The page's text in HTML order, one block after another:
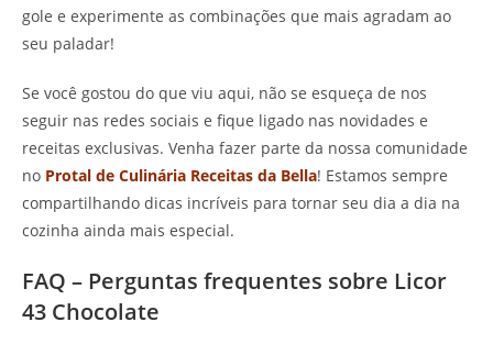
gole e experimente as combinações que mais agradam ao
seu paladar!
Se você gostou do que viu aqui, não se esqueça de nos
seguir nas redes sociais e fique ligado nas novidades e
receitas exclusivas. Venha fazer parte da nossa comunidade
no Protal de Culinária Receitas da Bella! Estamos sempre
compartilhando dicas incríveis para tornar seu dia a dia na
cozinha ainda mais especial.
FAQ – Perguntas frequentes sobre Licor
43 Chocolate